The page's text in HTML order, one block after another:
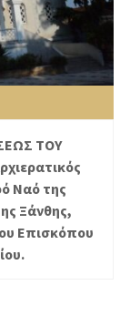
ΤΟΥ
Ναό της
Ξάνθης,
Επισκόπου